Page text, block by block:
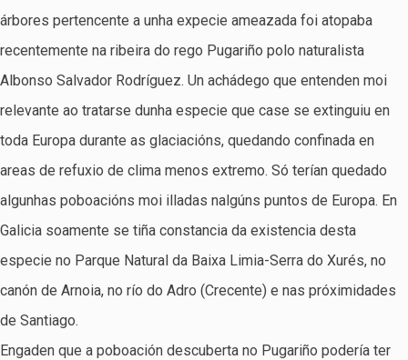
árbores pertencente a unha expecie ameazada foi atopaba
recentemente na ribeira do rego Pugariño polo naturalista
Albonso Salvador Rodríguez. Un achádego que entenden moi
relevante ao tratarse dunha especie que case se extinguiu en
toda Europa durante as glaciacións, quedando confinada en
areas de refuxio de clima menos extremo. Só terían quedado
algunhas poboacións moi illadas nalgúns puntos de Europa. En
Galicia soamente se tiña constancia da existencia desta
especie no Parque Natural da Baixa Limia-Serra do Xurés, no
canón de Arnoia, no río do Adro (Crecente) e nas próximidades
de Santiago.
Engaden que a poboación descuberta no Pugariño podería ter